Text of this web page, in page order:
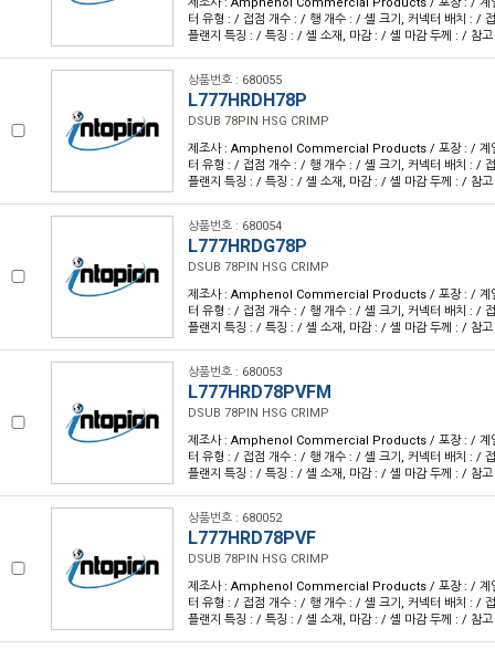
터 유형 : / 접점 개수 : / 행 개수 : / 셸 크기, 커넥터 배치 : /
플랜지 특징 : / 특징 : / 셸 소재, 마감 : / 셸 마감 두께 : / 참
상품번호 : 680055
L777HRDH78P
DSUB 78PIN HSG CRIMP
제조사 : Amphenol Commercial Products / 포장 : / 계
터 유형 : / 접점 개수 : / 행 개수 : / 셸 크기, 커넥터 배치 : /
플랜지 특징 : / 특징 : / 셸 소재, 마감 : / 셸 마감 두께 : / 참
상품번호 : 680054
L777HRDG78P
DSUB 78PIN HSG CRIMP
제조사 : Amphenol Commercial Products / 포장 : / 계
터 유형 : / 접점 개수 : / 행 개수 : / 셸 크기, 커넥터 배치 : /
플랜지 특징 : / 특징 : / 셸 소재, 마감 : / 셸 마감 두께 : / 참
상품번호 : 680053
L777HRD78PVFM
DSUB 78PIN HSG CRIMP
제조사 : Amphenol Commercial Products / 포장 : / 계
터 유형 : / 접점 개수 : / 행 개수 : / 셸 크기, 커넥터 배치 : /
플랜지 특징 : / 특징 : / 셸 소재, 마감 : / 셸 마감 두께 : / 참
상품번호 : 680052
L777HRD78PVF
DSUB 78PIN HSG CRIMP
제조사 : Amphenol Commercial Products / 포장 : / 계
터 유형 : / 접점 개수 : / 행 개수 : / 셸 크기, 커넥터 배치 : /
플랜지 특징 : / 특징 : / 셸 소재, 마감 : / 셸 마감 두께 : / 참